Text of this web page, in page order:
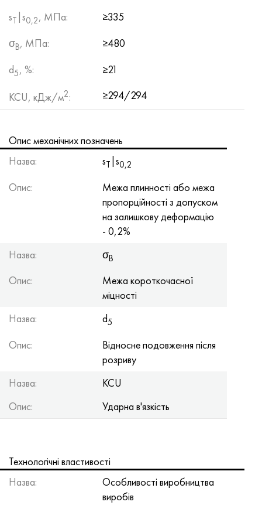
sТ |s0,2, МПа:
≥335
σB, МПа:
≥480
d5, %: ≥21
KCU, кДж/м2: ≥294/294
Опис механічних позначень
Назва:
sТ |s0,2
Опис:
Межа плинності або межа
пропорційності з допуском
на залишкову деформацію
- 0,2%
Назва:
σB
Опис:
Межа короткочасної
міцності
Назва:
d5
Опис:
Відносне подовження після
розриву
Назва:
KCU
Опис:
Ударна в'язкість
Технологічні властивості
Назва:
Особливості виробництва
виробів
Хастеллой C2000
Хастеллой 3
Хастеллой x
Удимет 720
45Х, 45h, 1.7035
45ХН2МФА, k2425, 45hnmf
А40Г, 44smn28, 1.0762, 46s20